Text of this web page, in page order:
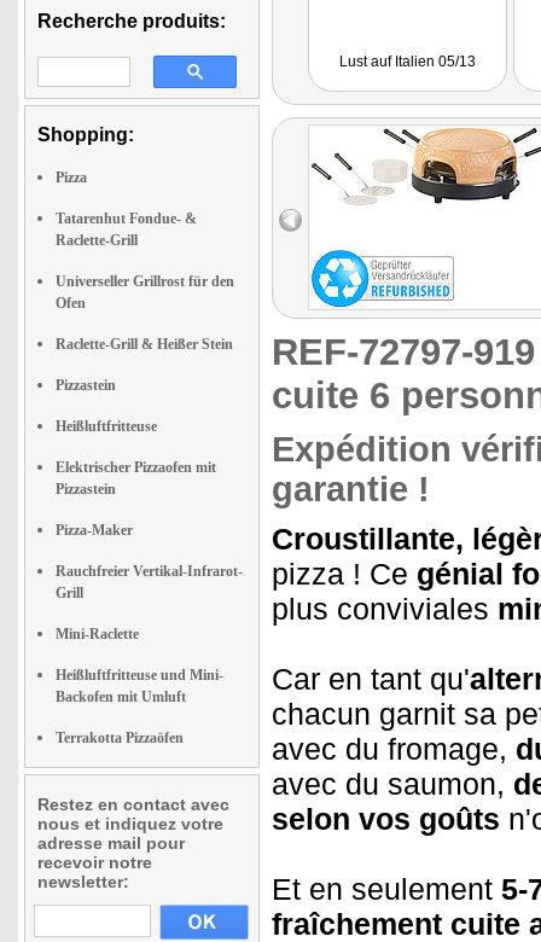
Recherche produits:
Shopping:
Pizza
Tatarenhut Fondue- &
Raclette-Grill
Universeller Grillrost für den
Ofen
Raclette-Grill & Heißer Stein
Pizzastein
Heißluftfritteuse
Elektrischer Pizzaofen mit
Pizzastein
Pizza-Maker
Rauchfreier Vertikal-Infrarot-
Grill
Mini-Raclette
Heißluftfritteuse und Mini-
Backofen mit Umluft
Terrakotta Pizzaöfen
Restez en contact avec
nous et indiquez votre
adresse mail pour
recevoir notre
newsletter:
Lust auf Italien 05/13
REF-72797-
cuite 6
Expédition
garantie !
Croustillante,
pizza ! Ce génial
plus conviviales
Car en tant qu'
chacun garnit sa
avec du fromage,
avec du saumon,
selon vos goûts
Et en seulement 5-
fraîchement cuite